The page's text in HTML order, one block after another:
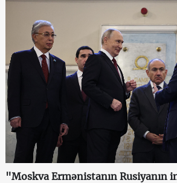
"Moskva Ermənistanın Rusiyanın